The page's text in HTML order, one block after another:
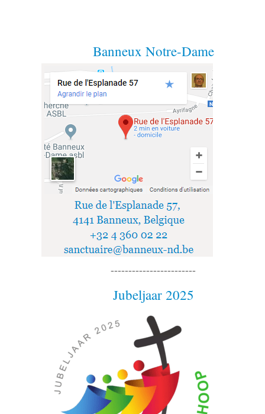
Banneux Notre-Dame
------------------------
Jubeljaar 2025